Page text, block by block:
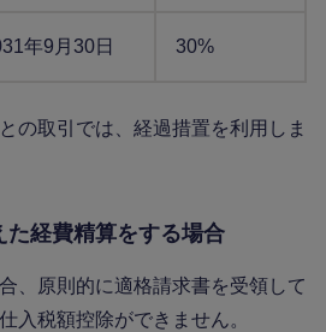
年9月30日 30%
の取引では、経過措置を利用しま
た経費精算をする場合
、原則的に適格請求書を受領して
入税額控除ができません。